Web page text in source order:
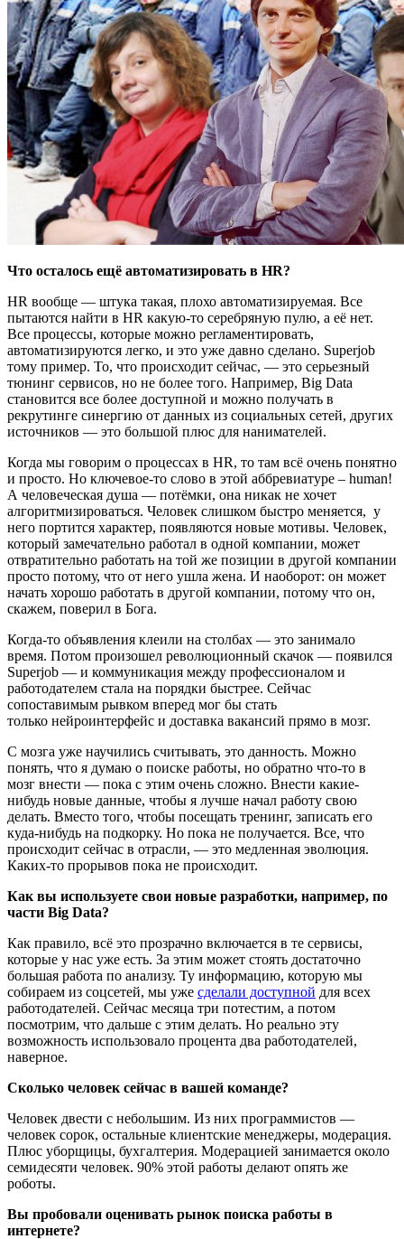
Что осталось ещё автоматизировать в HR?
HR вообще — штука такая, плохо автоматизируемая. Все
пытаются найти в HR какую-то серебряную пулю, а её нет.
Все процессы, которые можно регламентировать,
автоматизируются легко, и это уже давно сделано. Superjob
тому пример. То, что происходит сейчас, — это серьезный
тюнинг сервисов, но не более того. Например, Big Data
становится все более доступной и можно получать в
рекрутинге синергию от данных из социальных сетей, других
источников — это большой плюс для нанимателей.
Когда мы говорим о процессах в HR, то там всё очень понятно
и просто. Но ключевое-то слово в этой аббревиатуре – human!
А человеческая душа — потёмки, она никак не хочет
алгоритмизироваться. Человек слишком быстро меняется, у
него портится характер, появляются новые мотивы. Человек,
который замечательно работал в одной компании, может
отвратительно работать на той же позиции в другой компании
просто потому, что от него ушла жена. И наоборот: он может
начать хорошо работать в другой компании, потому что он,
скажем, поверил в Бога.
Когда-то объявления клеили на столбах — это занимало
время. Потом произошел революционный скачок — появился
Superjob — и коммуникация между профессионалом и
работодателем стала на порядки быстрее. Сейчас
сопоставимым рывком вперед мог бы стать
только нейроинтерфейс и доставка вакансий прямо в мозг.
С мозга уже научились считывать, это данность. Можно
понять, что я думаю о поиске работы, но обратно что-то в
мозг внести — пока с этим очень сложно. Внести какие-
нибудь новые данные, чтобы я лучше начал работу свою
делать. Вместо того, чтобы посещать тренинг, записать его
куда-нибудь на подкорку. Но пока не получается. Все, что
происходит сейчас в отрасли, — это медленная эволюция.
Каких-то прорывов пока не происходит.
Как вы используете свои новые разработки, например, по
части Big Data?
Как правило, всё это прозрачно включается в те сервисы,
которые у нас уже есть. За этим может стоять достаточно
большая работа по анализу. Ту информацию, которую мы
собираем из соцсетей, мы уже сделали доступной для всех
работодателей. Сейчас месяца три потестим, а потом
посмотрим, что дальше с этим делать. Но реально эту
возможность использовало процента два работодателей,
наверное.
Сколько человек сейчас в вашей команде?
Человек двести с небольшим. Из них программистов —
человек сорок, остальные клиентские менеджеры, модерация.
Плюс уборщицы, бухгалтерия. Модерацией занимается около
семидесяти человек. 90% этой работы делают опять же
роботы.
Вы пробовали оценивать рынок поиска работы в
интернете?